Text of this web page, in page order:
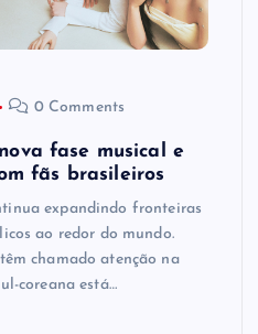
0 Comments
fase musical e
fãs brasileiros
expandindo fronteiras
ao redor do mundo.
chamado atenção na
coreana está…